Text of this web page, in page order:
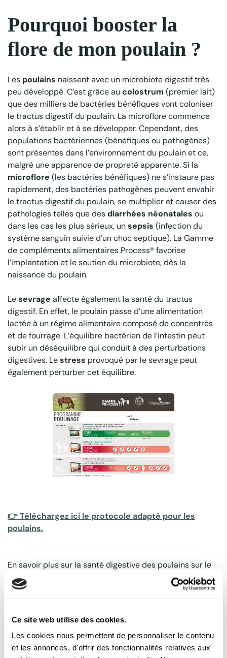
Ce site web utilise des cookies.
Les cookies nous permettent de personnaliser le contenu
et les annonces, d'offrir des fonctionnalités relatives aux
Pourquoi booster la
flore de mon poulain ?
Les poulains naissent avec un microbiote digestif très
peu développé. C’est grâce au colostrum (premier lait)
que des milliers de bactéries bénéfiques vont coloniser
le tractus digestif du poulain. La microflore commence
alors à s’établir et à se développer. Cependant, des
populations bactériennes (bénéfiques ou pathogènes)
sont présentes dans l’environnement du poulain et ce,
malgré une apparence de propreté apparente. Si la
microflore (les bactéries bénéfiques) ne s’instaure pas
rapidement, des bactéries pathogènes peuvent envahir
le tractus digestif du poulain, se multiplier et causer des
pathologies telles que desdiarrhées néonatales ou
dans les cas les plus sérieux, unsepsis (infection du
système sanguin suivie d’un choc septique). La Gamme
de compléments alimentaires Process® favorise
l’implantation et le soutien du microbiote, dès la
naissance du poulain.
Lesevrage affecte également la santé du tractus
digestif. En effet, le poulain passe d’une alimentation
lactée à un régime alimentaire composé de concentrés
et de fourrage. L’équilibre bactérien de l’intestin peut
subir un déséquilibre qui conduit à des perturbations
digestives. Lestress provoqué par le sevrage peut
également perturber cet équilibre.
👉 Téléchargez ici le protocole adapté pour les
poulains.
En savoir plus sur la santé digestive des poulains sur le
siteGamme-process-cheval